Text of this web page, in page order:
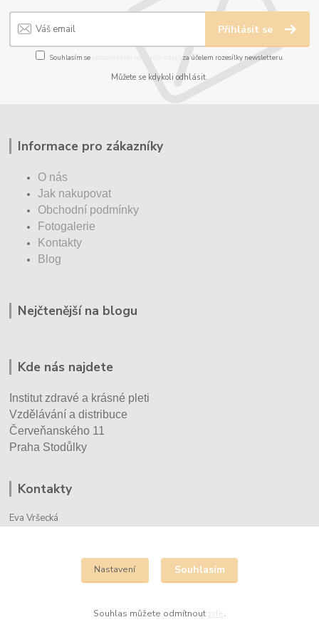
Přihlásit se
Souhlasím se za účelem rozesílky newsletteru.
Můžete se kdykoli odhlásit.
Informace pro zákazníky
O nás
Jak nakupovat
Obchodní podmínky
Fotogalerie
Kontakty
Blog
Nejčtenější na blogu
Kde nás najdete
Institut zdravé a krásné pleti
Vzdělávání a distribuce
Červeňanského 11
Praha Stodůlky
Kontakty
Eva Vršecká
info@cechyrenedessay.cz
Nastavení Souhlasím
Souhlas můžete odmítnout zde .